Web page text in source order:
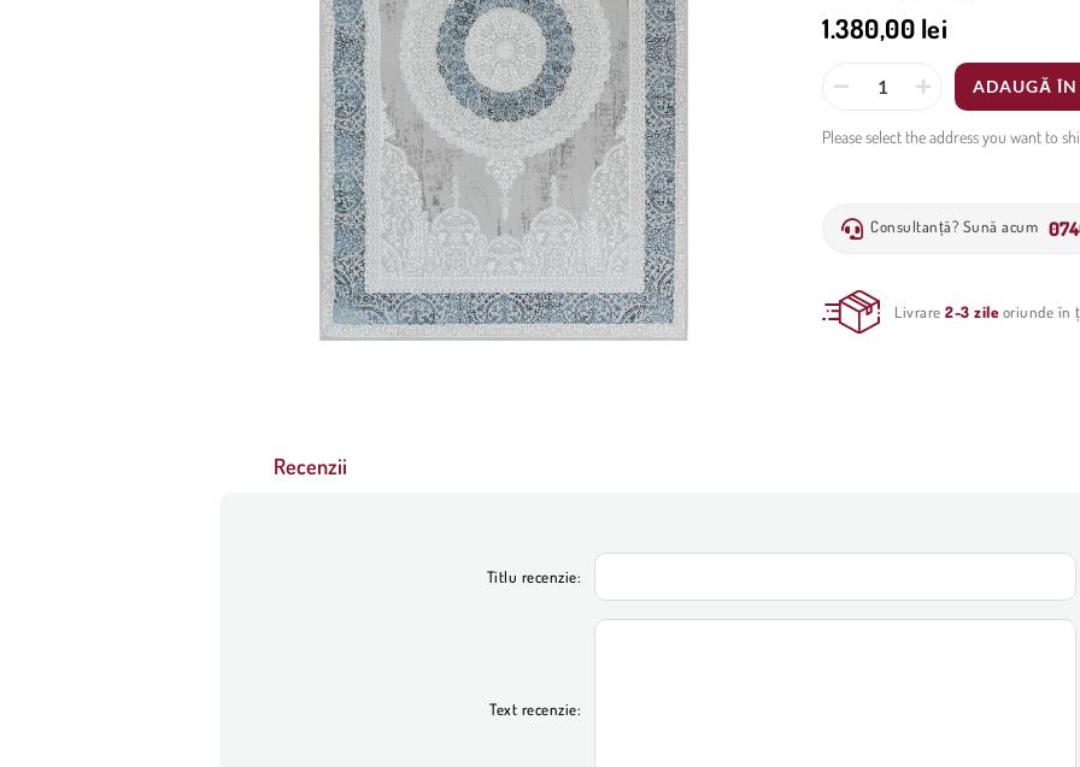
1.380,00 lei
ADAUGĂ ÎN
Please select the address you want to
Consultanță? Sună acum
Livrare2-3 zile oriunde în
Recenzii
Titlu recenzie:
Text recenzie: